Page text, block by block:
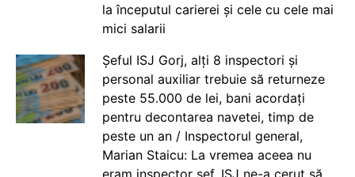
la începutul carierei și cele cu cele mai
mici salarii
Șeful ISJ Gorj, alți 8 inspectori și
personal auxiliar trebuie să returneze
peste 55.000 de lei, bani acordați
pentru decontarea navetei, timp de
peste un an / Inspectorul general,
Marian Staicu: La vremea aceea nu
eram inspector șef. ISJ ne-a cerut să